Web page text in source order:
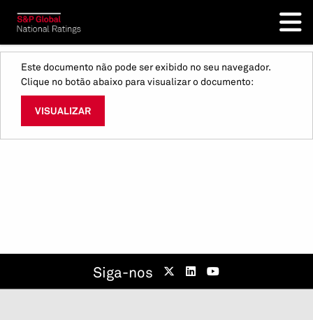
Este documento não pode ser exibido no seu navegador.
Clique no botão abaixo para visualizar o documento:
VISUALIZAR
Siga-nos